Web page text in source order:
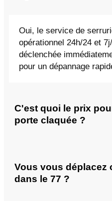
Oui, le service de
opérationnel 24h/24 et
déclenchée
pour un dépannage
C'est quoi le prix
porte claquée ?
Vous vous déplacez
dans le 77 ?